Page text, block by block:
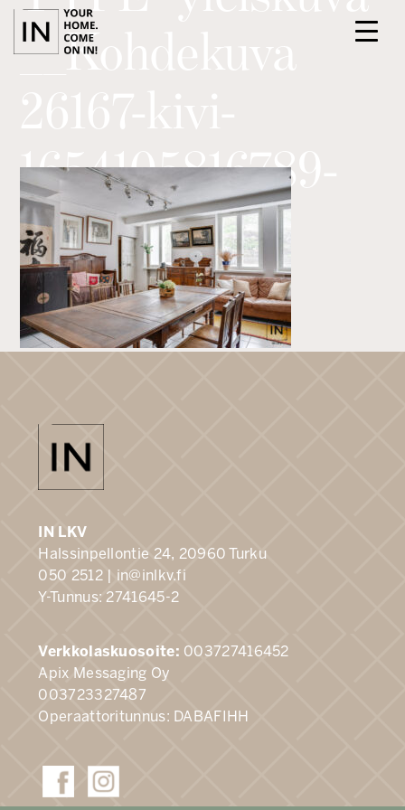
PALVELUT
KOHTEET
TIIMI
ILMOITTAUDU ASUNTOESITTELYYN
__Kohdekuva
1654105816789-
53314
IN LKV
Halssinpellontie 24, 20960 Turku
050 2512 | in@inlkv.fi
Y-Tunnus: 2741645-2
Verkkolaskuosoite: 003727416452
Apix Messaging Oy
003723327487
Operaattoritunnus: DABAFIHH